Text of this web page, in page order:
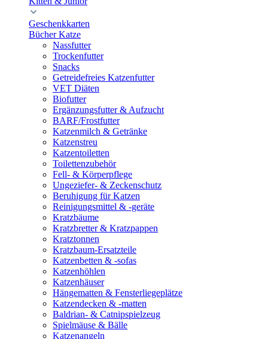
Geschenkkarten
Bücher Katze
Nassfutter
Trockenfutter
Snacks
Getreidefreies Katzenfutter
VET Diäten
Biofutter
Ergänzungsfutter & Aufzucht
BARF/Frostfutter
Katzenmilch & Getränke
Katzenstreu
Katzentoiletten
Toilettenzubehör
Fell- & Körperpflege
Ungeziefer- & Zeckenschutz
Beruhigung für Katzen
Reinigungsmittel & -geräte
Kratzbäume
Kratzbretter & Kratzpappen
Kratztonnen
Kratzbaum-Ersatzteile
Katzenbetten & -sofas
Katzenhöhlen
Katzenhäuser
Hängematten & Fensterliegeplätze
Katzendecken & -matten
Baldrian- & Catnipspielzeug
Spielmäuse & Bälle
Katzenangeln